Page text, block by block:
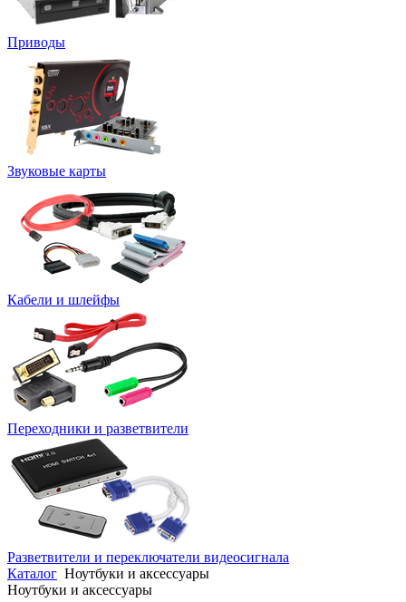
Приводы
Звуковые карты
Кабели и шлейфы
Переходники и разветвители
Разветвители и переключатели видеосигнала
Каталог Ноутбуки и аксессуары
Ноутбуки и аксессуары